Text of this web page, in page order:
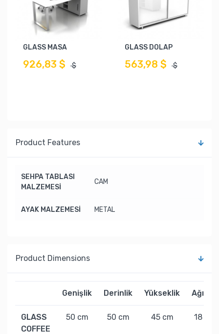
GLASS MASA
926,83 $ $
GLASS DOLAP
563,98 $ $
Product Features
SEHPA TABLASI
MALZEMESİ
CAM
AYAK MALZEMESİ METAL
Product Dimensions
Genişlik Derinlik Yükseklik Ağırlık
GLASS
COFFEE
50 cm 50 cm 45 cm 18 kg